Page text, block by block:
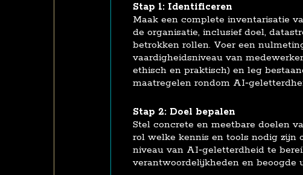
Stap 1: Identificeren
Maak een complete inventarisatie
de organisatie, inclusief doel,
betrokken rollen. Voer een
vaardigheidsniveau van
ethisch en praktisch) en leg
maatregelen rondom
Stap 2: Doel bepalen
Stel concrete en meetbare doelen
rol welke kennis en tools nodig zijn
niveau van AI‑geletterdheid te
verantwoordelijkheden en beoogde